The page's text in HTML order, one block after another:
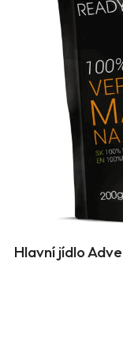
Hlavní jídlo